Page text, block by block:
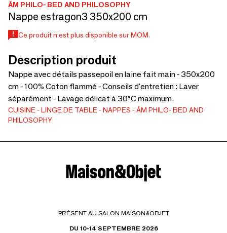
ÂM PHILO- BED AND PHILOSOPHY
Nappe estragon3 350x200 cm
Ce produit n'est plus disponible sur MOM.
Description produit
Nappe avec détails passepoil en laine fait main - 350x200
cm - 100% Coton flammé - Conseils d'entretien : Laver
séparément - Lavage délicat à 30°C maximum.
CUISINE LINGE DE TABLE NAPPES
ÂM PHILO- BED AND
PHILOSOPHY
PRÉSENT AU SALON MAISON&OBJET
DU 10-14 SEPTEMBRE 2026